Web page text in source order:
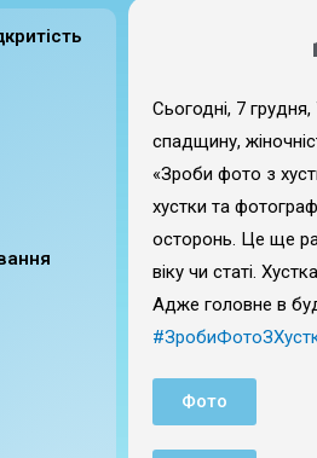
Сьогодні, 7
спадщину,
«Зроби фото з
хустки та
осторонь. Це ще
віку чи статі.
Адже головне в
Фото